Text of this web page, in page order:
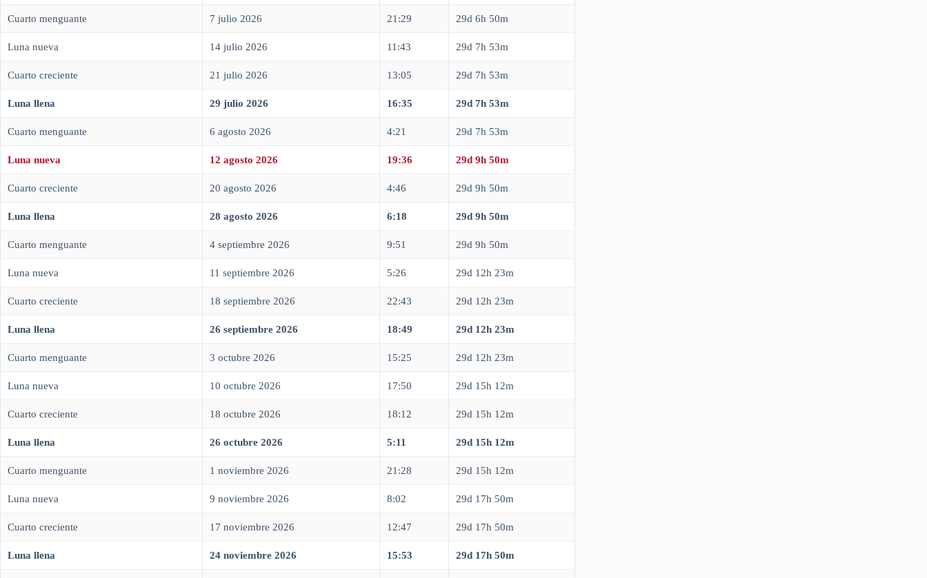
Cuarto menguante 7 julio 2026 21:29 29d 6h 50m
Luna nueva 14 julio 2026 11:43 29d 7h 53m
Cuarto creciente 21 julio 2026 13:05 29d 7h 53m
Luna llena 29 julio 2026 16:35 29d 7h 53m
Cuarto menguante 6 agosto 2026 4:21 29d 7h 53m
Luna nueva 12 agosto 2026 19:36 29d 9h 50m
Cuarto creciente 20 agosto 2026 4:46 29d 9h 50m
Luna llena 28 agosto 2026 6:18 29d 9h 50m
Cuarto menguante 4 septiembre 2026 9:51 29d 9h 50m
Luna nueva 11 septiembre 2026 5:26 29d 12h 23m
Cuarto creciente 18 septiembre 2026 22:43 29d 12h 23m
Luna llena 26 septiembre 2026 18:49 29d 12h 23m
Cuarto menguante 3 octubre 2026 15:25 29d 12h 23m
Luna nueva 10 octubre 2026 17:50 29d 15h 12m
Cuarto creciente 18 octubre 2026 18:12 29d 15h 12m
Luna llena 26 octubre 2026 5:11 29d 15h 12m
Cuarto menguante 1 noviembre 2026 21:28 29d 15h 12m
Luna nueva 9 noviembre 2026 8:02 29d 17h 50m
Cuarto creciente 17 noviembre 2026 12:47 29d 17h 50m
Luna llena 24 noviembre 2026 15:53 29d 17h 50m